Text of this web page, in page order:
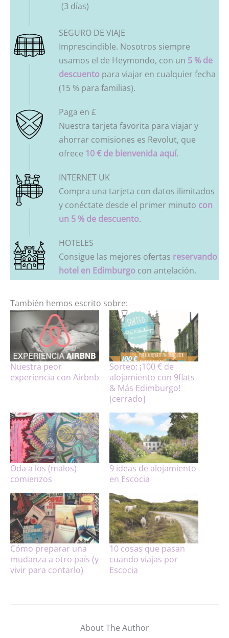
(3 días)
SEGURO DE VIAJE
Imprescindible. Nosotros siempre
usamos el de Heymondo, con un 5 % de
descuento para viajar en cualquier fecha
(15 % para familias).
Paga en £
Nuestra tarjeta favorita para viajar y
ahorrar comisiones es Revolut, que
ofrece 10 € de bienvenida aquí.
INTERNET UK
Compra una tarjeta con datos ilimitados
y conéctate desde el primer minuto con
un 5 % de descuento.
HOTELES
Consigue las mejores ofertas reservando
hotel en Edimburgo con antelación.
También hemos escrito sobre:
Nuestra peor
experiencia con Airbnb
Sorteo: ¡100 € de
alojamiento con 9flats
& Más Edimburgo!
[cerrado]
Oda a los (malos)
comienzos
9 ideas de alojamiento
en Escocia
Cómo preparar una
mudanza a otro país (y
vivir para contarlo)
10 cosas que pasan
cuando viajas por
Escocia
About The Author